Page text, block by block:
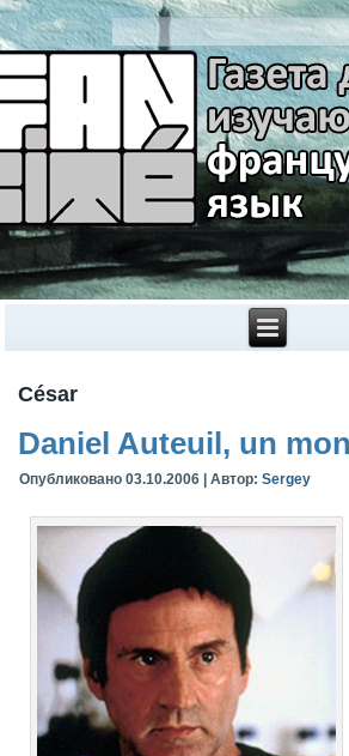
César
Daniel Auteuil, un
Опубликовано 03.10.2006 |Автор: Sergey